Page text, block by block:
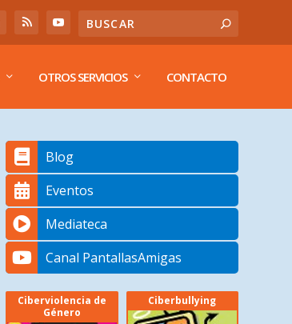
OTROS SERVICIOS CONTACTO
Blog
Eventos
Mediateca
Canal PantallasAmigas
Ciberviolencia de
Género
Ciberbullying